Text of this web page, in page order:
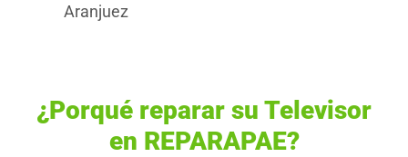
Aranjuez
¿Porqué reparar su Televisor
en REPARAPAE?